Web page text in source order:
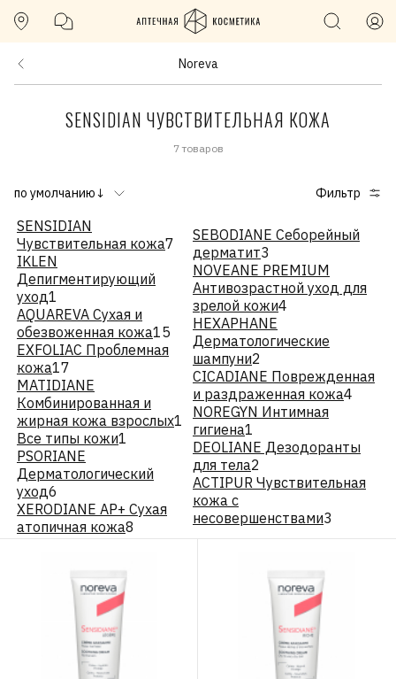
Noreva
SENSIDIAN ЧУВСТВИТЕЛЬНАЯ КОЖА
7 товаров
по умолчанию↓ Фильтр
SENSIDIAN
Чувствительная кожа7
IKLEN
Депигментирующий
уход1
AQUAREVA Сухая и
обезвоженная кожа15
EXFOLIAC Проблемная
кожа17
MATIDIANE
Комбинированная и
жирная кожа взрослых1
Все типы кожи1
PSORIANE
Дерматологический
уход6
XERODIANE АР+ Сухая
атопичная кожа8
SEBODIANE Себорейный
дерматит3
NOVEANE PREMIUM
Антивозрастной уход для
зрелой кожи4
HEXAPHANE
Дерматологические
шампуни2
CICADIANE Поврежденная
и раздраженная кожа4
NOREGYN Интимная
гигиена1
DEOLIANE Дезодоранты
для тела2
ACTIPUR Чувствительная
кожа с
несовершенствами3